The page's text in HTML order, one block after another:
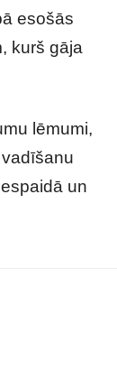
esošās
kurš gāja
lēmumi,
un